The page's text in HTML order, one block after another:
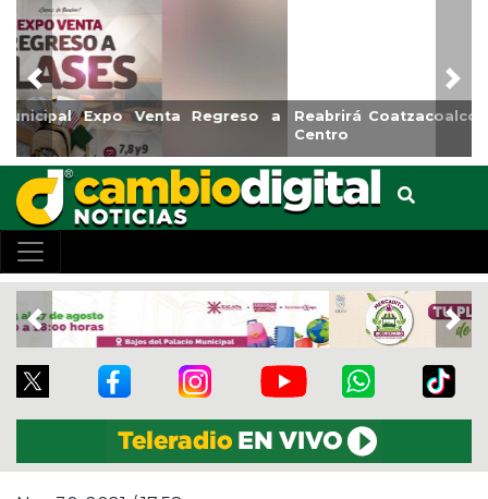
Reabrirá Coatzacoalcos la Alberca Semiolímpica Zona
Centro
Previous
Previous